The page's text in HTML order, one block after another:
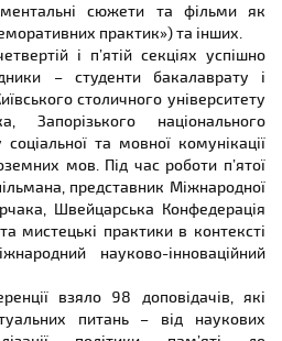
сюжети та фільми як
практик») та інших.
і п’ятій секціях успішно
– студенти бакалаврату і
столичного університету
Запорізького національного
та мовної комунікації
мов. Під час роботи п’ятої
представник Міжнародної
Швейцарська Конфедерація
мистецькі практики в контексті
науково-інноваційний
взяло 98 доповідачів, які
питань – від наукових